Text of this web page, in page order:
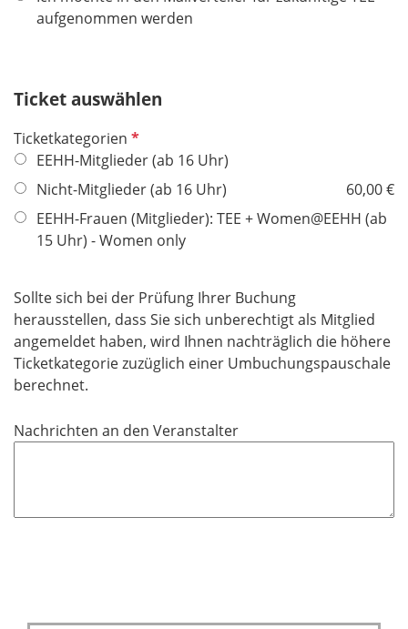
d
aufgenommen werden
Ticket auswählen
Ticketkategorien P
f
l
c
h
f
e
l
d
EEHH-Mitglieder (ab 16 Uhr)
Nicht-Mitglieder (ab 16 Uhr)
60,00 €
EEHH-Frauen (Mitglieder): TEE + Women@EEHH (ab
15 Uhr) - Women only
Sollte sich bei der Prüfung Ihrer Buchung
herausstellen, dass Sie sich unberechtigt als Mitglied
angemeldet haben, wird Ihnen nachträglich die höhere
Ticketkategorie zuzüglich einer Umbuchungspauschale
berechnet.​​​​​​​
Nachrichten an den Veranstalter